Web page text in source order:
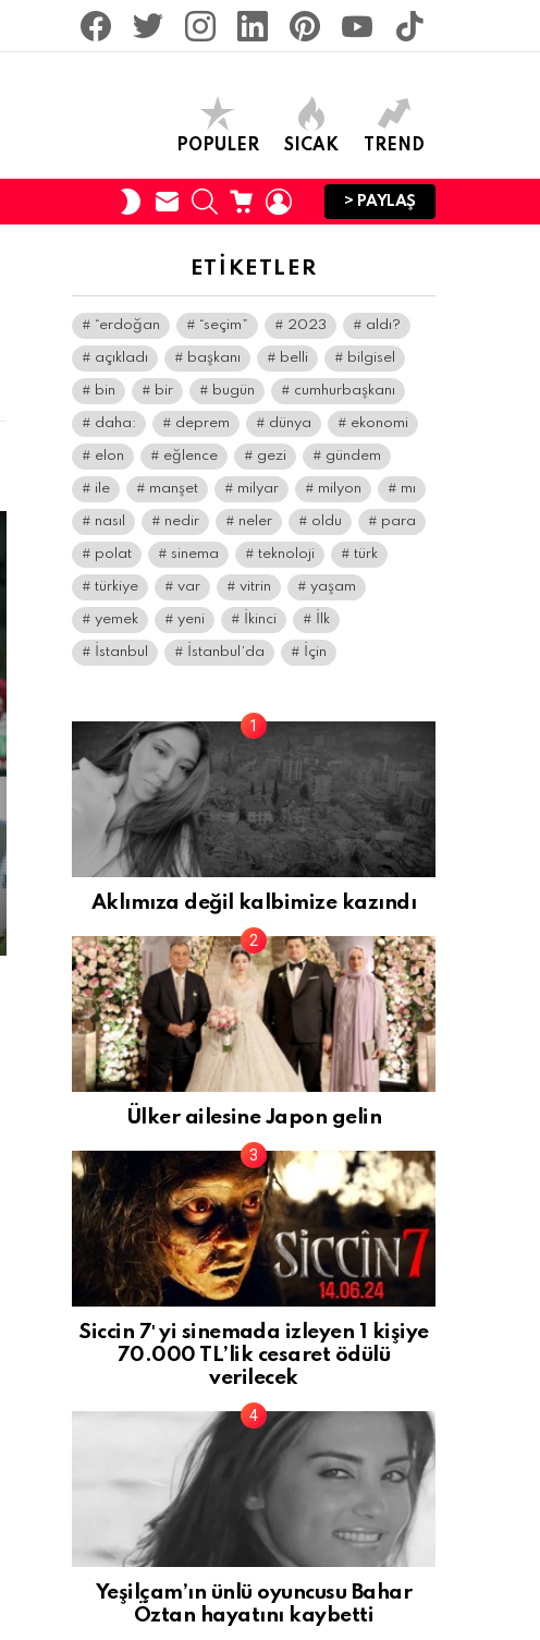
POPULER SICAK TREND
SWITCH
SKIN
SUBSCRIBE
SEARCHCART LOGIN
> PAYLAŞ
ETIKETLER
“erdoğan “seçim” 2023 aldı?
açıkladı başkanı belli bilgisel
bin bir bugün cumhurbaşkanı
daha: deprem dünya ekonomi
elon eğlence gezi gündem
ile manşet milyar milyon mı
nasıl nedir neler oldu para
polat sinema teknoloji türk
türkiye var vitrin yaşam
yemek yeni İkinci İlk
İstanbul İstanbul’da İçin
Aklımıza değil kalbimize kazındı
Ülker ailesine Japon gelin
Siccin 7′ yi sinemada izleyen 1 kişiye
70.000 TL’lik cesaret ödülü
verilecek
Yeşilçam’ın ünlü oyuncusu Bahar
Öztan hayatını kaybetti